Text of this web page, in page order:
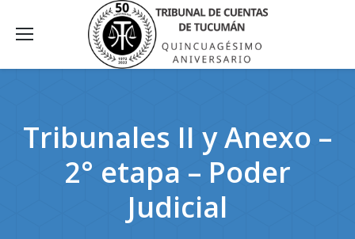
Tribunales II y Anexo –
2° etapa – Poder
Judicial